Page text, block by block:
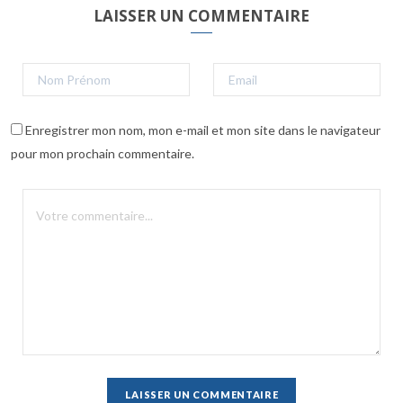
LAISSER UN COMMENTAIRE
Enregistrer mon nom, mon e-mail et mon site dans le navigateur
pour mon prochain commentaire.